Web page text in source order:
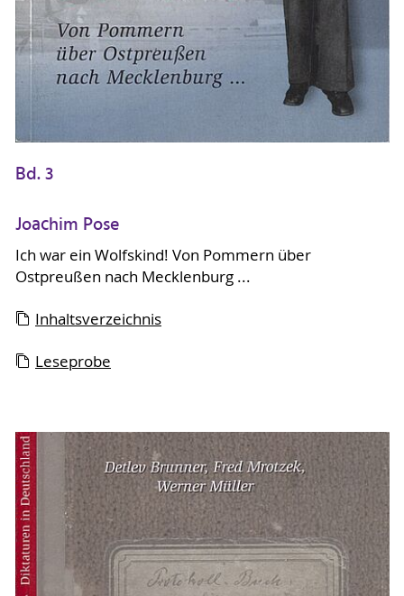
Bd. 3
Joachim Pose
Ich war ein Wolfskind! Von Pommern über
Ostpreußen nach Mecklenburg ...
Inhaltsverzeichnis
Leseprobe